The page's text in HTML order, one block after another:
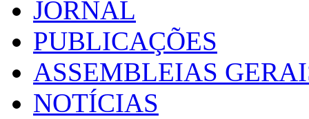
JORNAL
PUBLICAÇÕES
ASSEMBLEIAS
NOTÍCIAS